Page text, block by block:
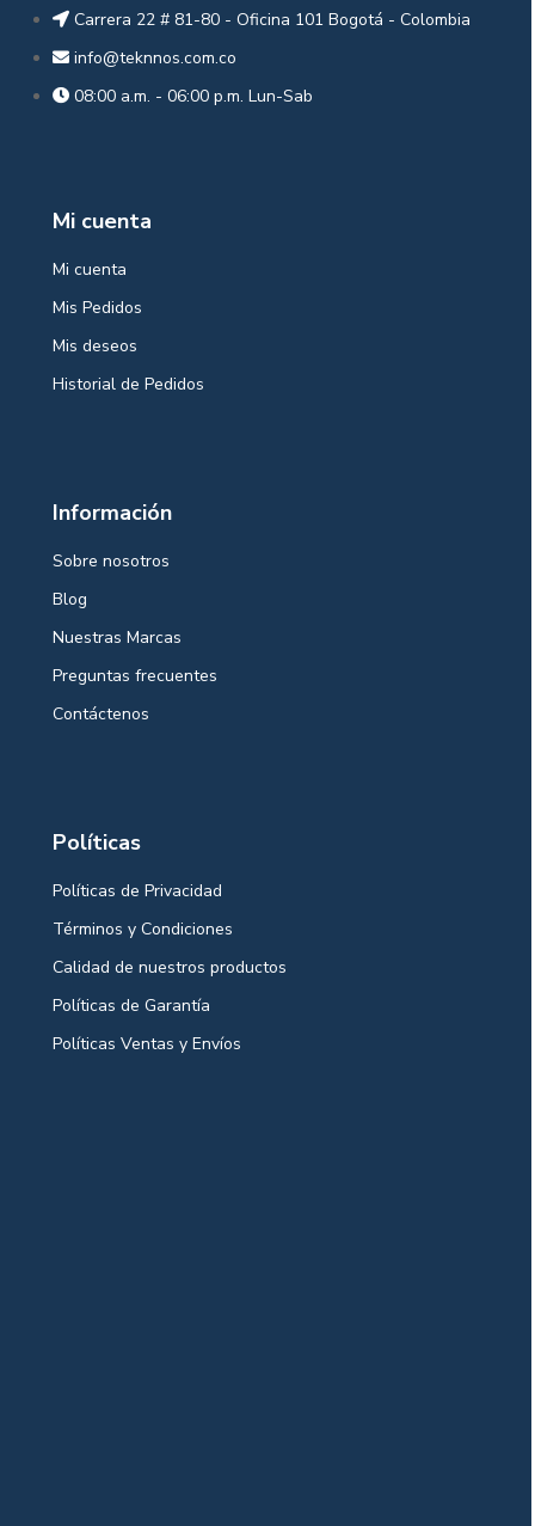
Carrera 22 # 81-80 - Oficina 101 Bogotá - Colombia
info@teknnos.com.co
08:00 a.m. - 06:00 p.m. Lun-Sab
Mi cuenta
Mi cuenta
Mis Pedidos
Mis deseos
Historial de Pedidos
Información
Sobre nosotros
Blog
Nuestras Marcas
Preguntas frecuentes
Contáctenos
Políticas
Políticas de Privacidad
Términos y Condiciones
Calidad de nuestros productos
Políticas de Garantía
Políticas Ventas y Envíos